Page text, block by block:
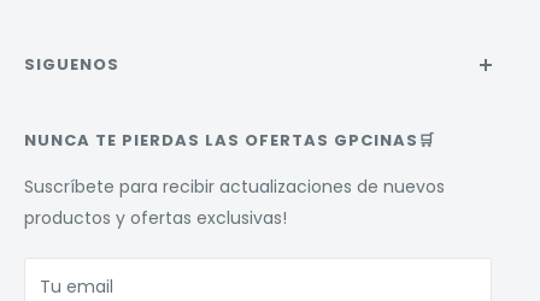
NUNCA TE PIERDAS LAS OFERTAS GPCINAS🛒
Suscríbete para recibir actualizaciones de nuevos
productos y ofertas exclusivas!
Tu email
Políticas de devoluciones
SIGUENOS